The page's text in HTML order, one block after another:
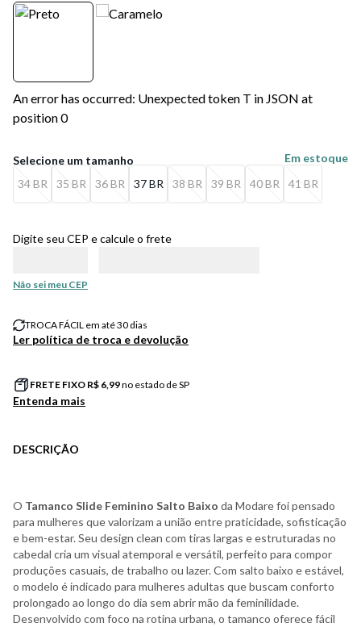
An error has occurred: Unexpected token T in JSON at
position 0
34 BR 35 BR 36 BR 37 BR 38 BR 39 BR 40 BR 41 BR
Em estoque
Digite seu CEP e calcule o frete
Não sei meu CEP
TROCA FÁCIL em até 30 dias
Ler política de troca e devolução
FRETE FIXO R$ 6,99no estado de SP
Entenda mais
DESCRIÇÃO
O Tamanco Slide Feminino Salto Baixo da Modare foi pensado
para mulheres que valorizam a união entre praticidade, sofisticação
e bem-estar. Seu design clean com tiras largas e estruturadas no
cabedal cria um visual atemporal e versátil, perfeito para compor
produções casuais, de trabalho ou lazer. Com salto baixo e estável,
o modelo é indicado para mulheres adultas que buscam conforto
prolongado ao longo do dia sem abrir mão da feminilidade.
Desenvolvido com foco na rotina urbana, o tamanco oferece fácil